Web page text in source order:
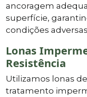
ancoragem
superfície,
condições
Lonas
Resistência
Utilizamos lonas
tratamento